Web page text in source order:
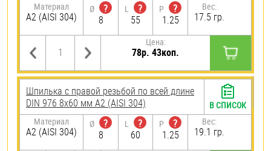
Материал
А2 (AISI 304)
Ø
?
8
L
?
55
P
?
1.25
Вес:
17.5 гр.
Цена:
78р. 43коп.
Шпилька с правой резьбой по всей длине
DIN 976 8х60 мм А2 (AISI 304)
Материал
А2 (AISI 304)
Ø
?
8
L
?
60
P
?
1.25
Вес:
19.1 гр.
В СПИСОК